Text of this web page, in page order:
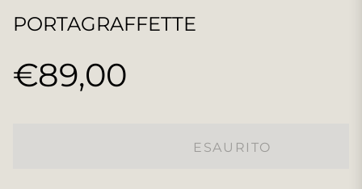
PORTAGRAFFETTE
Prezzo
€89,00
ESAURITO